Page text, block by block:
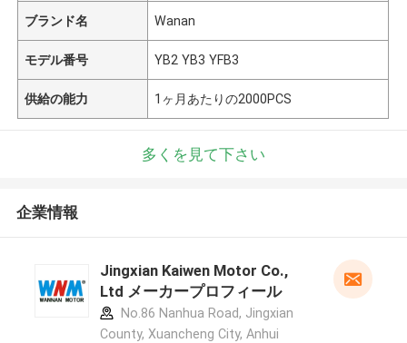
ブランド名 Wanan
モデル番号 YB2 YB3 YFB3
供給の能力 1ヶ月あたりの2000PCS
多くを見て下さい
企業情報
Jingxian Kaiwen Motor Co.,
Ltd メーカープロフィール
No.86 Nanhua Road, Jingxian
County, Xuancheng City, Anhui